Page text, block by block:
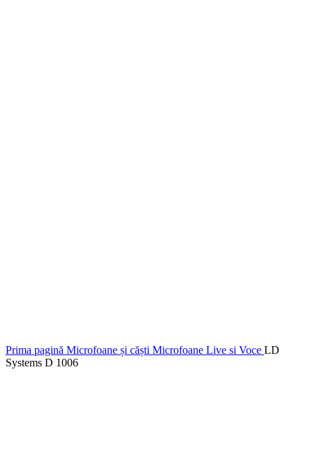
Prima pagină Microfoane și căști Microfoane Live si Voce LD
Systems D 1006